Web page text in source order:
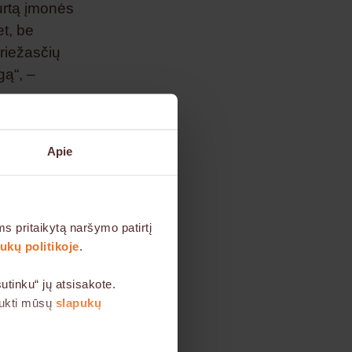
Apie
pritaikytą naršymo patirtį
politikoje
jų atsisakote.
mūsų slapukų
įmonės
be
–
klientai gali
ir